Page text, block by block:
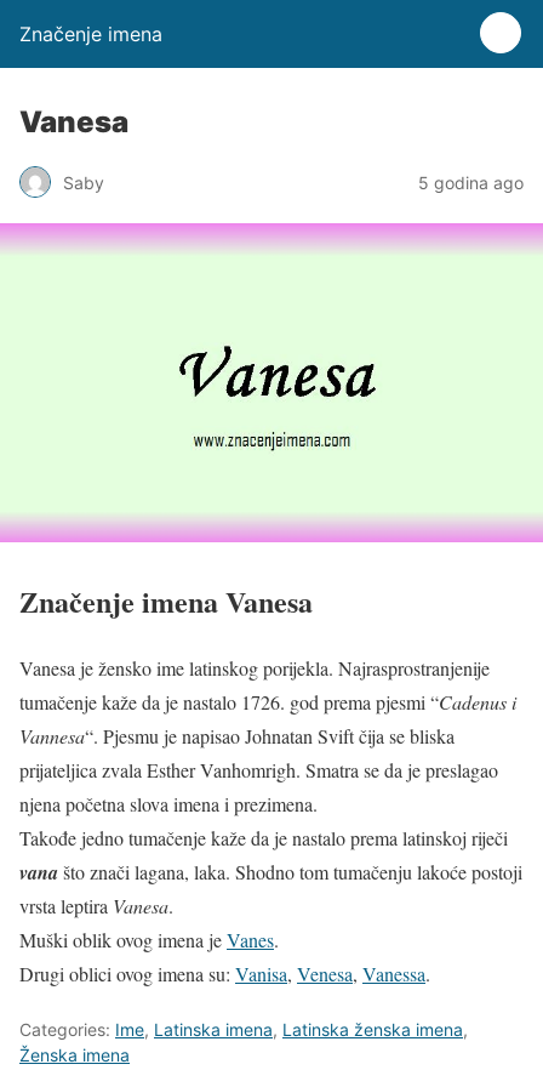
Značenje imena
Vanesa
Saby 5 godina ago
Značenje imena Vanesa
Vanesa je žensko ime latinskog porijekla. Najrasprostranjenije
tumačenje kaže da je nastalo 1726. god prema pjesmi “Cadenus i
Vannesa“. Pjesmu je napisao Johnatan Svift čija se bliska
prijateljica zvala Esther Vanhomrigh. Smatra se da je preslagao
njena početna slova imena i prezimena.
Takođe jedno tumačenje kaže da je nastalo prema latinskoj riječi
vanašto znači lagana, laka. Shodno tom tumačenju lakoće postoji
vrsta leptira Vanesa.
Muški oblik ovog imena jeVanes.
Drugi oblici ovog imena su: Vanisa, Venesa, Vanessa.
Categories: Ime, Latinska imena, Latinska ženska imena,
Ženska imena